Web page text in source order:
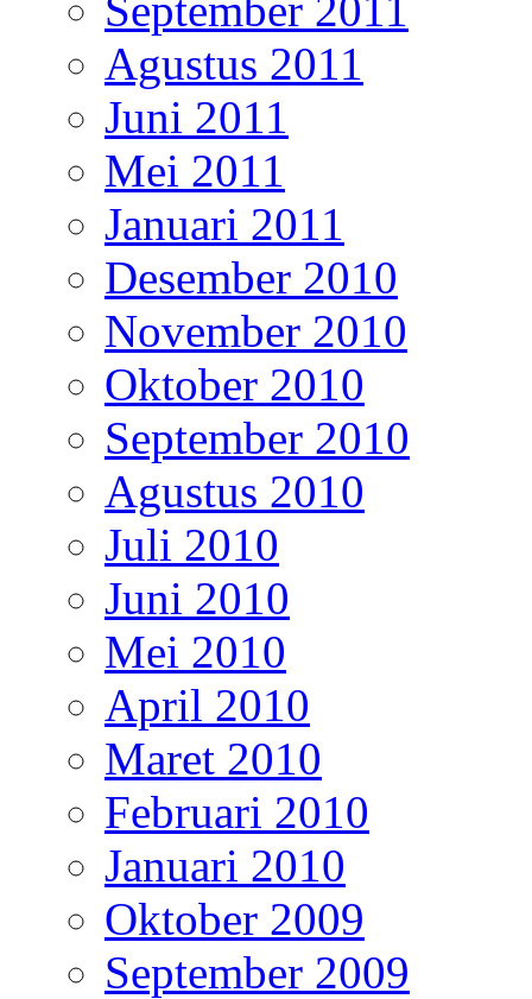
Agustus 2011
Juni 2011
Mei 2011
Januari 2011
Desember 2010
November 2010
Oktober 2010
September 2010
Agustus 2010
Juli 2010
Juni 2010
Mei 2010
April 2010
Maret 2010
Februari 2010
Januari 2010
Oktober 2009
September 2009